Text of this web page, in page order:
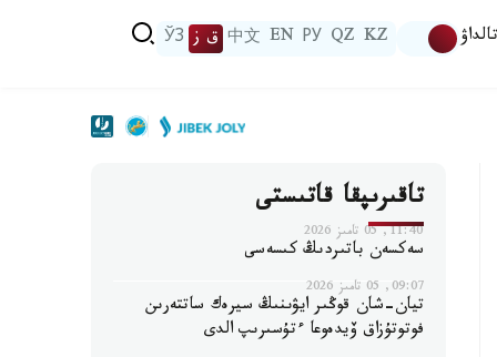
تالداۋ KZ
QZ
РУ
EN
中文 ق ز ЎЗ
تاقىرىپقا قاتىستى
11:40, 05 تامىز 2026
سەكسەن باتىردىڭ كىسەسى
09:07, 05 تامىز 2026
تيان-شان قوڭىر ايۋىنىڭ سيرەك ساتتەرىن
فوتوتۇزاق ۆيدەوعا ءتۇسىرىپ الدى